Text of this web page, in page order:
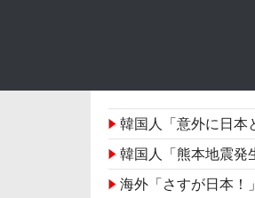
韓国人「意外に日本
韓国人「熊本地震発
海外「さすが日本！